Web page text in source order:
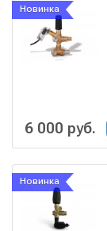
Новинка
6 000 руб.
Новинка